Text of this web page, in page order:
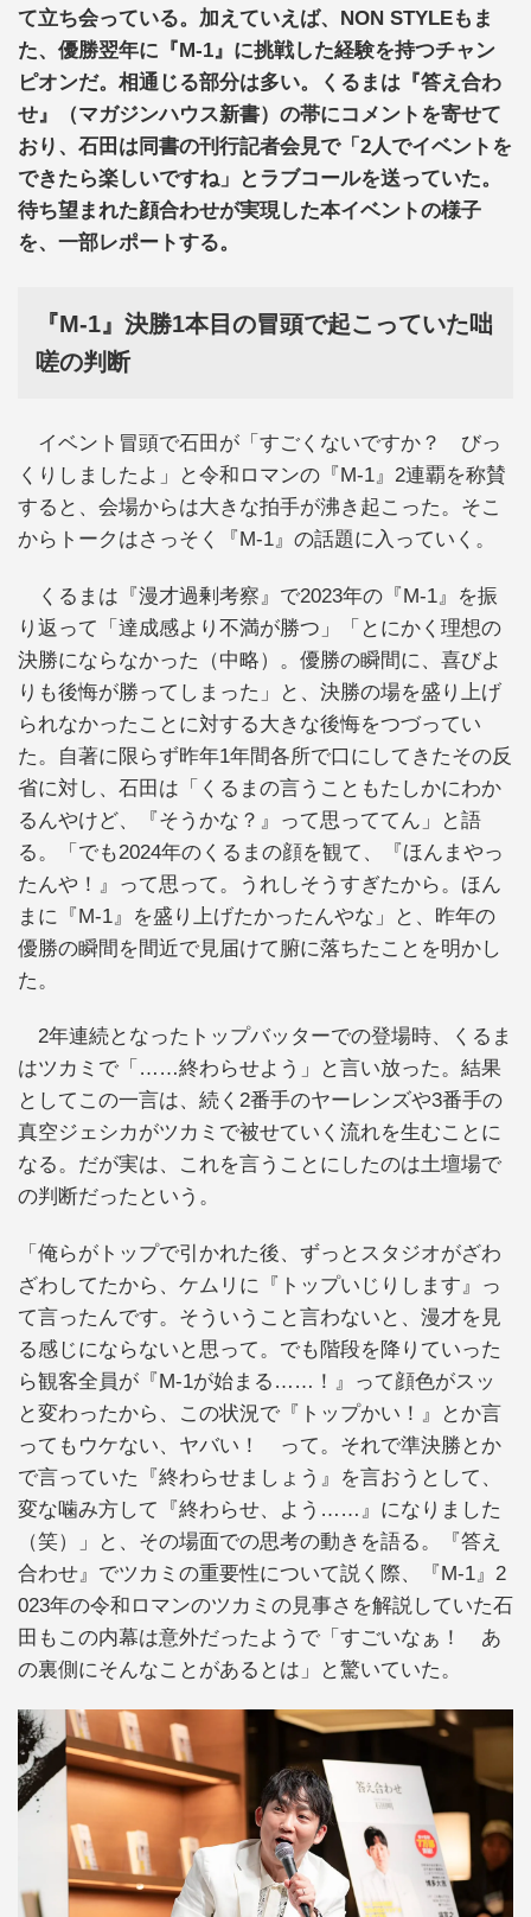
て立ち会っている。加えていえば、NON STYLEもま
た、優勝翌年に『M‐1』に挑戦した経験を持つチャン
ピオンだ。相通じる部分は多い。くるまは『答え合わ
せ』（マガジンハウス新書）の帯にコメントを寄せて
おり、石田は同書の刊行記者会見で「2人でイベントを
できたら楽しいですね」とラブコールを送っていた。
待ち望まれた顔合わせが実現した本イベントの様子
を、一部レポートする。
『M‐1』決勝1本目の冒頭で起こっていた咄
嗟の判断
イベント冒頭で石田が「すごくないですか？ びっ
くりしましたよ」と令和ロマンの『M‐1』2連覇を称賛
すると、会場からは大きな拍手が沸き起こった。そこ
からトークはさっそく『M‐1』の話題に入っていく。
くるまは『漫才過剰考察』で2023年の『M‐1』を振
り返って「達成感より不満が勝つ」「とにかく理想の
決勝にならなかった（中略）。優勝の瞬間に、喜びよ
りも後悔が勝ってしまった」と、決勝の場を盛り上げ
られなかったことに対する大きな後悔をつづってい
た。自著に限らず昨年1年間各所で口にしてきたその反
省に対し、石田は「くるまの言うこともたしかにわか
るんやけど、『そうかな？』って思っててん」と語
る。「でも2024年のくるまの顔を観て、『ほんまやっ
たんや！』って思って。うれしそうすぎたから。ほん
まに『M‐1』を盛り上げたかったんやな」と、昨年の
優勝の瞬間を間近で見届けて腑に落ちたことを明かし
た。
2年連続となったトップバッターでの登場時、くるま
はツカミで「……終わらせよう」と言い放った。結果
としてこの一言は、続く2番手のヤーレンズや3番手の
真空ジェシカがツカミで被せていく流れを生むことに
なる。だが実は、これを言うことにしたのは土壇場で
の判断だったという。
「俺らがトップで引かれた後、ずっとスタジオがざわ
ざわしてたから、ケムリに『トップいじりします』っ
て言ったんです。そういうこと言わないと、漫才を見
る感じにならないと思って。でも階段を降りていった
ら観客全員が『M‐1が始まる……！』って顔色がスッ
と変わったから、この状況で『トップかい！』とか言
ってもウケない、ヤバい！ って。それで準決勝とか
で言っていた『終わらせましょう』を言おうとして、
変な噛み方して『終わらせ、よう……』になりました
（笑）」と、その場面での思考の動きを語る。『答え
合わせ』でツカミの重要性について説く際、『M‐1』2
023年の令和ロマンのツカミの見事さを解説していた石
田もこの内幕は意外だったようで「すごいなぁ！ あ
の裏側にそんなことがあるとは」と驚いていた。